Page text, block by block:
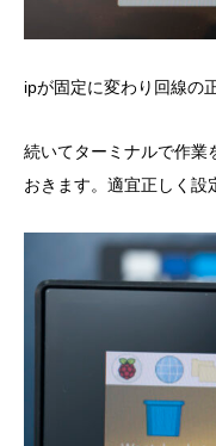
ipが固定に変わり回線の
続いてターミナルで作業
おきます。適宜正しく設